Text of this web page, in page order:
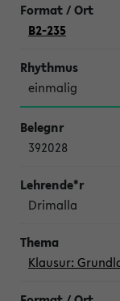
B2-235
einmalig
392028
Drimalla
Klausur: